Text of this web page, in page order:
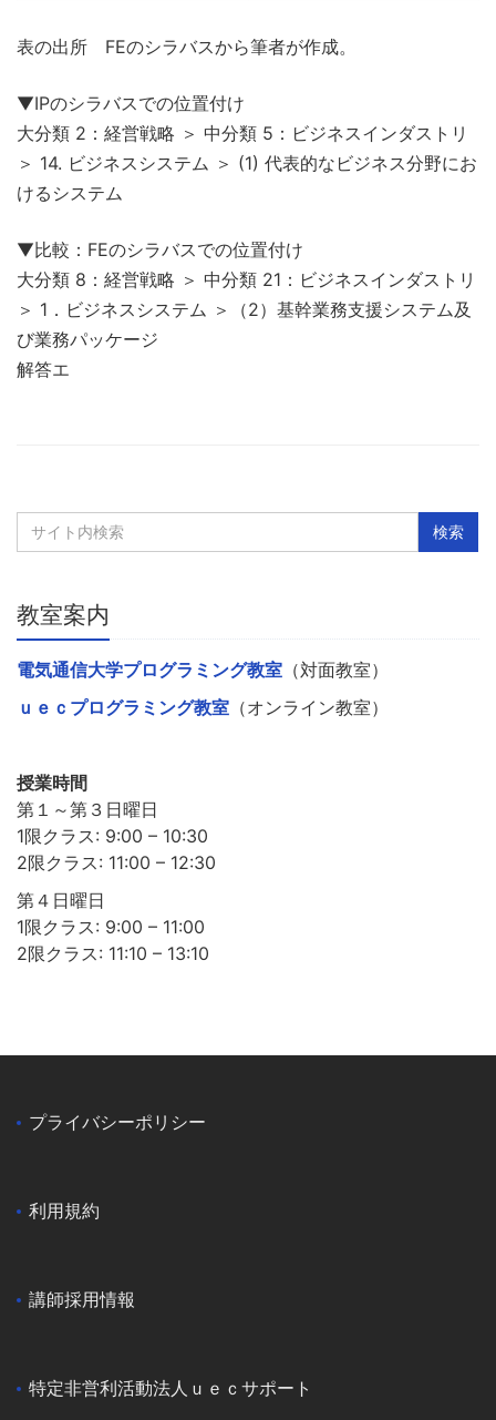
表の出所 FEのシラバスから筆者が作成。
▼IPのシラバスでの位置付け
大分類 2：経営戦略 ＞ 中分類 5：ビジネスインダストリ
＞ 14. ビジネスシステム ＞ (1) 代表的なビジネス分野にお
けるシステム
▼比較：FEのシラバスでの位置付け
大分類 8：経営戦略 ＞ 中分類 21：ビジネスインダストリ
＞ 1．ビジネスシステム ＞（2）基幹業務支援システム及
び業務パッケージ
解答エ
教室案内
電気通信大学プログラミング教室 （対面教室）
ｕｅｃプログラミング教室 （オンライン教室）
授業時間
第１～第３日曜日
1限クラス: 9:00 – 10:30
2限クラス: 11:00 – 12:30
第４日曜日
1限クラス: 9:00 – 11:00
2限クラス: 11:10 – 13:10
プライバシーポリシー
利用規約
講師採用情報
特定非営利活動法人ｕｅｃサポート